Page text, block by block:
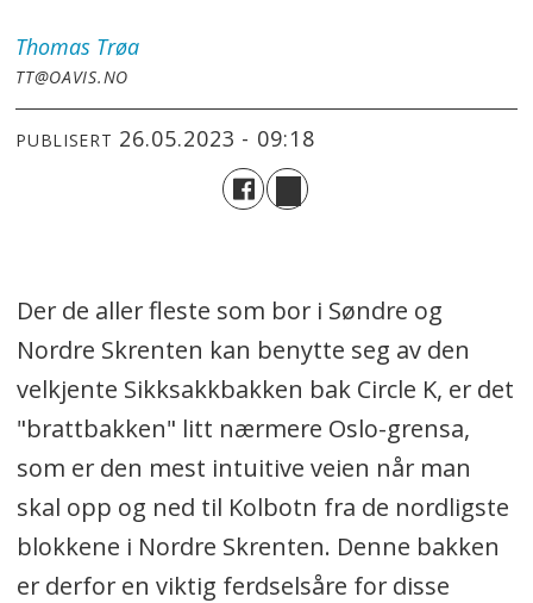
Thomas Trøa
TT@OAVIS.NO
PUBLISERT 26.05.2023 - 09:18
Der de aller fleste som bor i Søndre og
Nordre Skrenten kan benytte seg av den
velkjente Sikksakkbakken bak Circle K, er det
"brattbakken" litt nærmere Oslo-grensa,
som er den mest intuitive veien når man
skal opp og ned til Kolbotn fra de nordligste
blokkene i Nordre Skrenten. Denne bakken
er derfor en viktig ferdselsåre for disse